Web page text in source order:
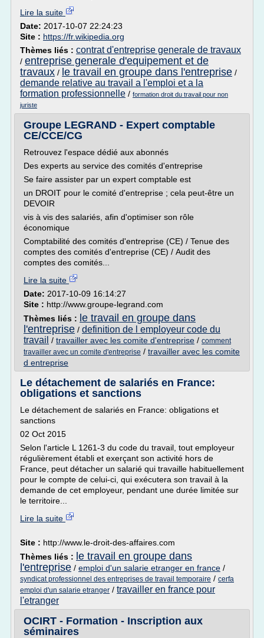
Lire la suite
Date: 2017-10-07 22:24:23
Site : https://fr.wikipedia.org
Thèmes liés : contrat d'entreprise generale de travaux
/ entreprise generale d'equipement et de
travaux / le travail en groupe dans l'entreprise /
demande relative au travail a l'emploi et a la
formation professionnelle / formation droit du travail pour non
juriste
Groupe LEGRAND - Expert comptable
CE/CCE/CG
Retrouvez l'espace dédié aux abonnés
Des experts au service des comités d'entreprise
Se faire assister par un expert comptable est
un DROIT pour le comité d'entreprise ; cela peut-être un
DEVOIR
vis à vis des salariés, afin d'optimiser son rôle
économique
Comptabilité des comités d'entreprise (CE) / Tenue des
comptes des comités d'entreprise (CE) / Audit des
comptes des comités...
Lire la suite
Date: 2017-10-09 16:14:27
Site : http://www.groupe-legrand.com
Thèmes liés : le travail en groupe dans
l'entreprise / definition de l employeur code du
travail / travailler avec les comite d'entreprise / comment
travailler avec un comite d'entreprise / travailler avec les comite
d entreprise
Le détachement de salariés en France:
obligations et sanctions
Le détachement de salariés en France: obligations et
sanctions
02 Oct 2015
Selon l'article L 1261-3 du code du travail, tout employeur
régulièrement établi et exerçant son activité hors de
France, peut détacher un salarié qui travaille habituellement
pour le compte de celui-ci, qui exécutera son travail à la
demande de cet employeur, pendant une durée limitée sur
le territoire...
Lire la suite
Site : http://www.le-droit-des-affaires.com
Thèmes liés : le travail en groupe dans
l'entreprise / emploi d'un salarie etranger en france /
syndicat professionnel des entreprises de travail temporaire / cerfa
emploi d'un salarie etranger / travailler en france pour
l'etranger
OCIRT - Formation - Inscription aux
séminaires